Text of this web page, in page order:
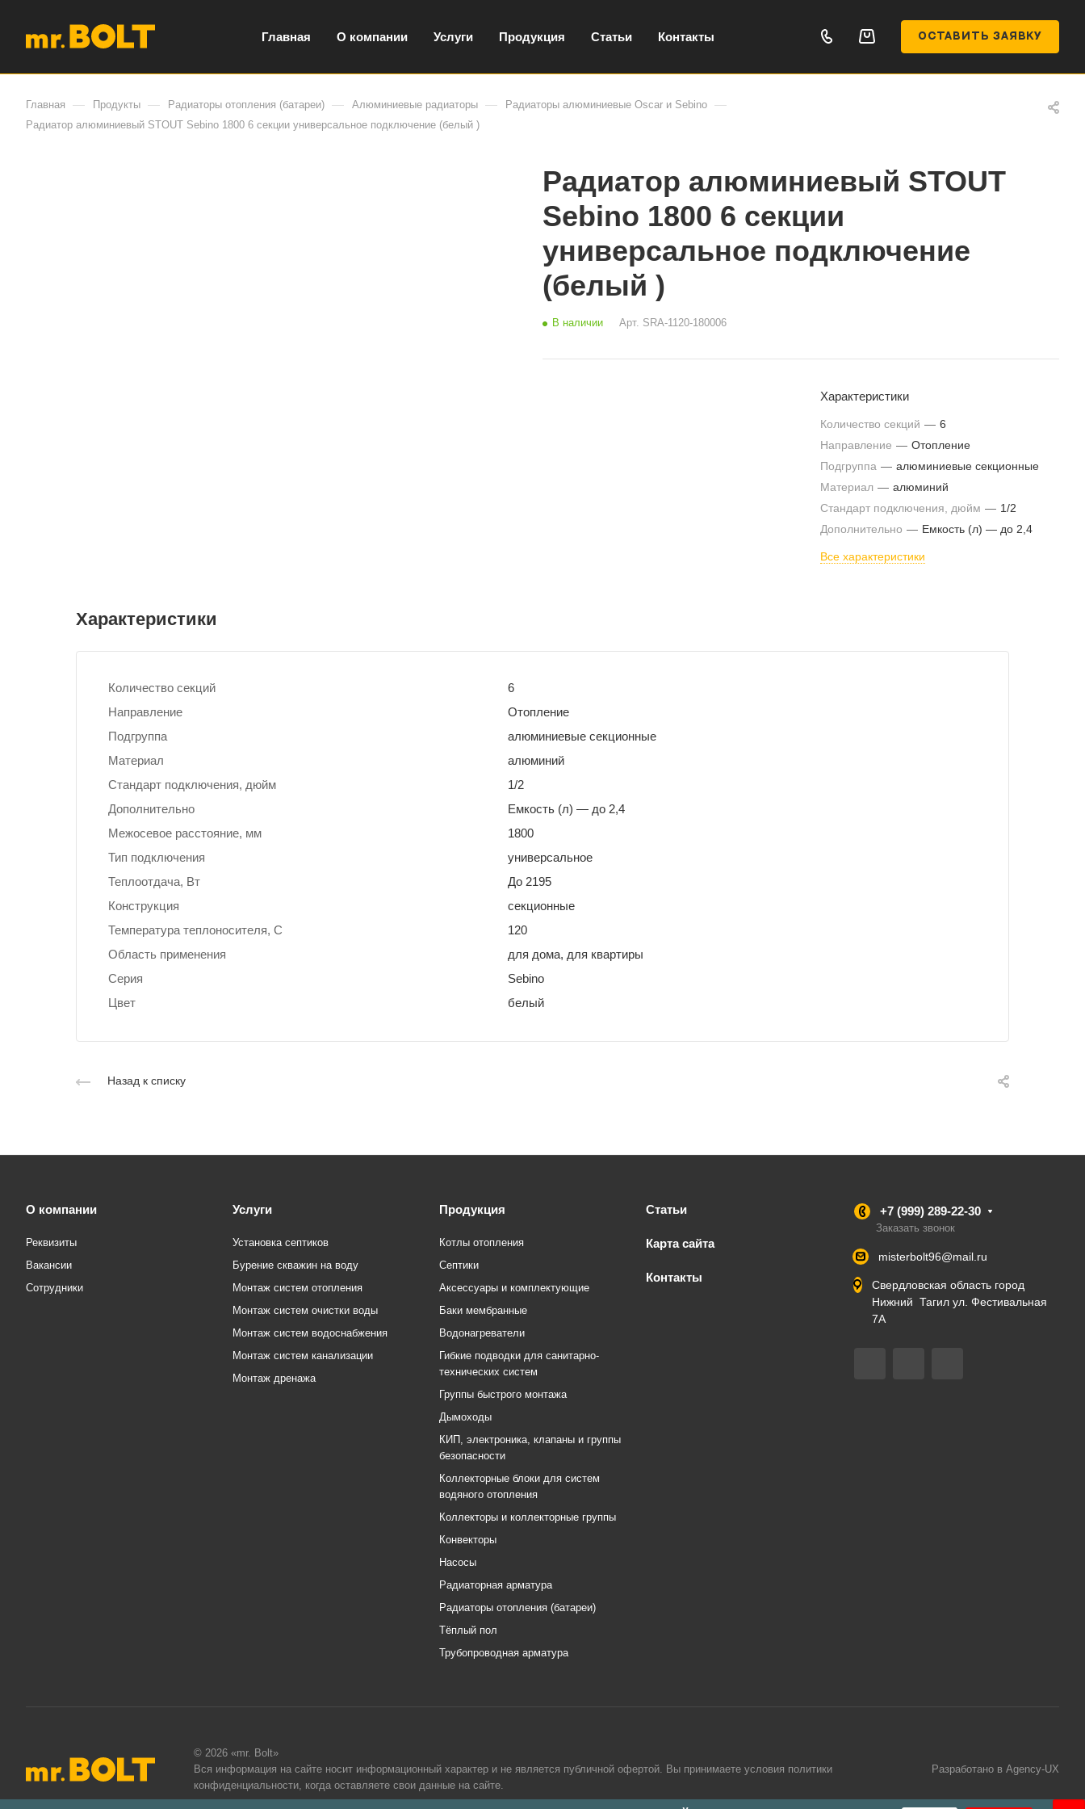
Главная О компании Услуги Продукция Статьи Контакты ОСТАВИТЬ ЗАЯВКУ
Главная — Продукты — Радиаторы отопления (батареи) — Алюминиевые радиаторы — Радиаторы алюминиевые Oscar и Sebino —
Радиатор алюминиевый STOUT Sebino 1800 6 секции универсальное подключение (белый )
Радиатор алюминиевый STOUT
Sebino 1800 6 секции
универсальное подключение
(белый )
В наличии Арт. SRA-1120-180006
Характеристики
Количество секций — 6
Направление — Отопление
Подгруппа — алюминиевые секционные
Материал — алюминий
Стандарт подключения, дюйм — 1/2
Дополнительно — Емкость (л) — до 2,4
Все характеристики
Характеристики
Количество секций
6
Направление
Отопление
Подгруппа
алюминиевые секционные
Материал
алюминий
Стандарт подключения, дюйм
1/2
Дополнительно
Емкость (л) — до 2,4
Межосевое расстояние, мм
1800
Тип подключения
универсальное
Теплоотдача, Вт
До 2195
Конструкция
секционные
Температура теплоносителя, С
120
Область применения
для дома, для квартиры
Серия
Sebino
Цвет
белый
Назад к списку
О компании
Реквизиты
Вакансии
Сотрудники
Услуги
Установка септиков
Бурение скважин на воду
Монтаж систем отопления
Монтаж систем очистки воды
Монтаж систем водоснабжения
Монтаж систем канализации
Монтаж дренажа
Продукция
Котлы отопления
Септики
Аксессуары и комплектующие
Баки мембранные
Водонагреватели
Гибкие подводки для санитарно-
технических систем
Группы быстрого монтажа
Дымоходы
КИП, электроника, клапаны и группы
безопасности
Коллекторные блоки для систем
водяного отопления
Коллекторы и коллекторные группы
Конвекторы
Насосы
Радиаторная арматура
Радиаторы отопления (батареи)
Тёплый пол
Трубопроводная арматура
Статьи
Карта сайта
Контакты
+7 (999) 289-22-30
Заказать звонок
misterbolt96@mail.ru
Свердловская область город
Нижний Тагил ул. Фестивальная
7А
© 2026 «mr. Bolt»
Вся информация на сайте носит информационный характер и не является публичной офертой. Вы принимаете условия политики
конфиденциальности, когда оставляете свои данные на сайте.
Разработано в Agency-UX